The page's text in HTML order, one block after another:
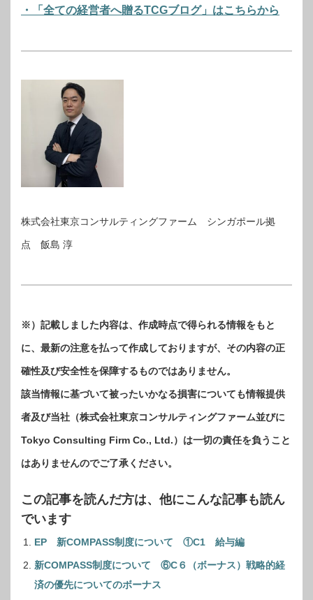
・「全ての経営者へ贈るTCGブログ」はこちらから
株式会社東京コンサルティングファーム シンガポール拠
点 飯島 淳
※）記載しました内容は、作成時点で得られる情報をもと
に、最新の注意を払って作成しておりますが、その内容の正
確性及び安全性を保障するものではありません。
該当情報に基づいて被ったいかなる損害についても情報提供
者及び当社（株式会社東京コンサルティングファーム並びに
Tokyo Consulting Firm Co., Ltd.）は一切の責任を負うこと
はありませんのでご了承ください。
この記事を読んだ方は、他にこんな記事も読ん
でいます
EP 新COMPASS制度について ①C1 給与編
新COMPASS制度について ⑥C６（ボーナス）戦略的経
済の優先についてのボーナス